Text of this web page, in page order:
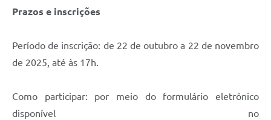
Prazos e inscrições
Período de inscrição: de 22 de outubro a 22 de novembro
de 2025, até às 17h.
Como participar: por meio do formulário eletrônico
disponível no